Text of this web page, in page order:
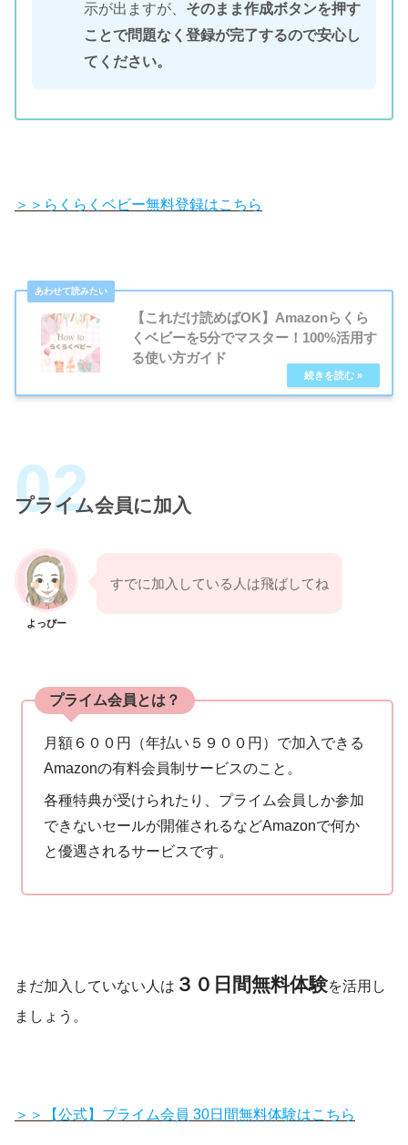
示が出ますが、 そのまま作成ボタンを押す
ことで問題なく登録が完了するので安心し
てください。
＞＞らくらくベビー無料登録はこちら
【これだけ読めばOK】Amazonらくら
くベビーを5分でマスター！100%活用す
る使い方ガイド
プライム会員に加入
よっぴー
すでに加入している人は飛ばしてね
プライム会員とは？
月額６００円（年払い５９００円）で加入できる
Amazonの有料会員制サービスのこと。
各種特典が受けられたり、プライム会員しか参加
できないセールが開催されるなどAmazonで何か
と優遇されるサービスです。
まだ加入していない人は ３０日間無料体験を活用し
ましょう。
＞＞【公式】プライム会員 30日間無料体験はこちら